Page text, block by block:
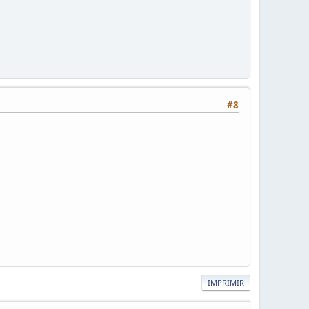
#8
IMPRIMIR